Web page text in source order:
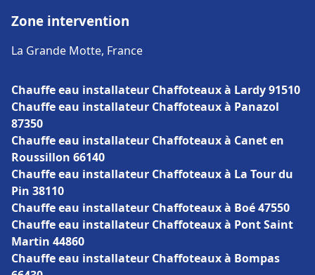
Zone intervention
La Grande Motte, France
Chauffe eau installateur Chaffoteaux à Lardy 91510
Chauffe eau installateur Chaffoteaux à Panazol
87350
Chauffe eau installateur Chaffoteaux à Canet en
Roussillon 66140
Chauffe eau installateur Chaffoteaux à La Tour du
Pin 38110
Chauffe eau installateur Chaffoteaux à Boé 47550
Chauffe eau installateur Chaffoteaux à Pont Saint
Martin 44860
Chauffe eau installateur Chaffoteaux à Bompas